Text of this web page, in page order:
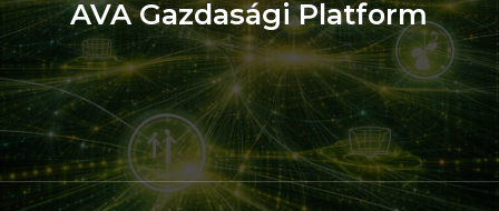
AVA Gazdasági Platform